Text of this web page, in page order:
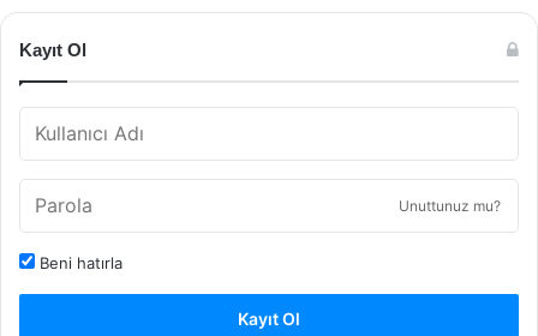
Kayıt Ol
Unuttunuz mu?
Beni hatırla
Kayıt Ol